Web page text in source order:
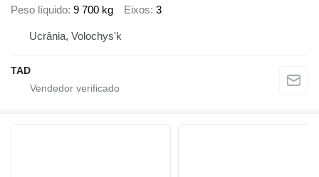
Peso líquido 9 700 kg Eixos 3
Ucrânia, Volochys'k
TAD